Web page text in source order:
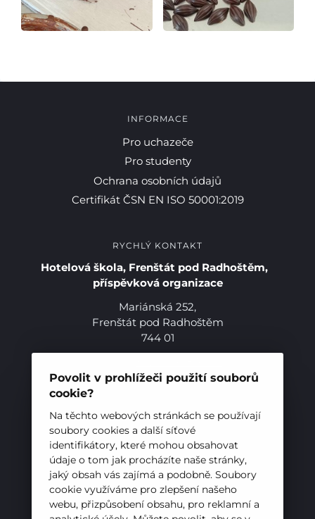
Povolit v prohlížeči použití souborů
cookie?
Na těchto webových stránkách se používají
soubory cookies a další síťové
identifikátory, které mohou obsahovat
údaje o tom jak procházíte naše stránky,
jaký obsah vás zajímá a podobně. Soubory
cookie využíváme pro zlepšení našeho
webu, přizpůsobení obsahu, pro reklamní a
Pro studenty
Pro uchazeče
INFORMACE
Pro uchazeče
Pro studenty
Ochrana osobních údajů
Certifikát ČSN EN ISO 50001:2019
RYCHLÝ KONTAKT
Hotelová škola, Frenštát pod Radhoštěm,
příspěvková organizace
Mariánská 252,
Frenštát pod Radhoštěm
744 01
E-mail:sekretariat@hotelovkafren.cz
Datová schránka: bc5jrez
IČ: 00576441
ZŘIZOVATEL
Hotelová škola, Frenštát pod Radhoštěm je
příspěvkovou organizací zřizovanou
Moravskoslezským krajem